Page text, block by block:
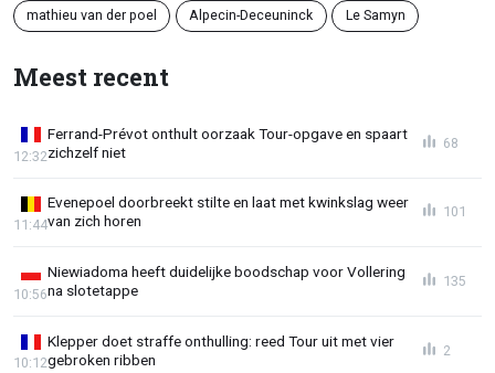
mathieu van der poel Alpecin-Deceuninck Le Samyn
Meest recent
Ferrand-Prévot onthult oorzaak Tour-opgave en spaart
zichzelf niet
12:32
68
Evenepoel doorbreekt stilte en laat met kwinkslag weer
van zich horen
11:44
101
Niewiadoma heeft duidelijke boodschap voor Vollering
na slotetappe
10:56
135
Klepper doet straffe onthulling: reed Tour uit met vier
gebroken ribben
10:12
2